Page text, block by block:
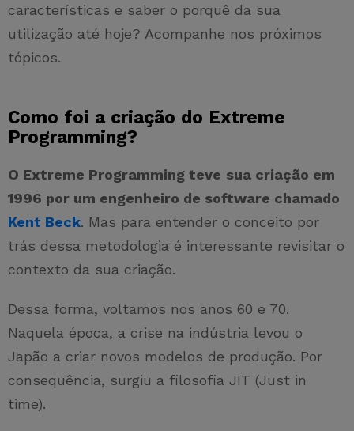
características e saber o porquê da sua
utilização até hoje? Acompanhe nos próximos
tópicos.
Como foi a criação do Extreme
Programming?
O Extreme Programming teve sua criação em
1996 por um engenheiro de software chamado
Kent Beck. Mas para entender o conceito por
trás dessa metodologia é interessante revisitar o
contexto da sua criação.
Dessa forma, voltamos nos anos 60 e 70.
Naquela época, a crise na indústria levou o
Japão a criar novos modelos de produção. Por
consequência, surgiu a filosofia JIT (Just in
time).